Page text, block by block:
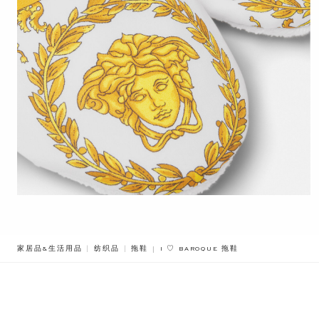
家居品&生活用品 纺织品 拖鞋 BREADCRUMB.ADA.LABEL.CURRENT
I ♡ BAROQUE 拖鞋